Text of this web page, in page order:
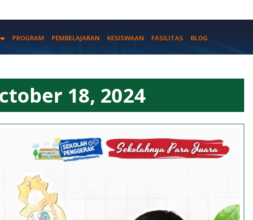
PROGRAM PEMBELAJARAN KESISWAAN FASILITAS BLOG
18, 2024